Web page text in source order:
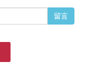
留言